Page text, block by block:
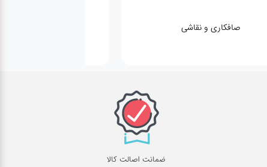
صافکاری و نقاشی
ضمانت اصالت کالا